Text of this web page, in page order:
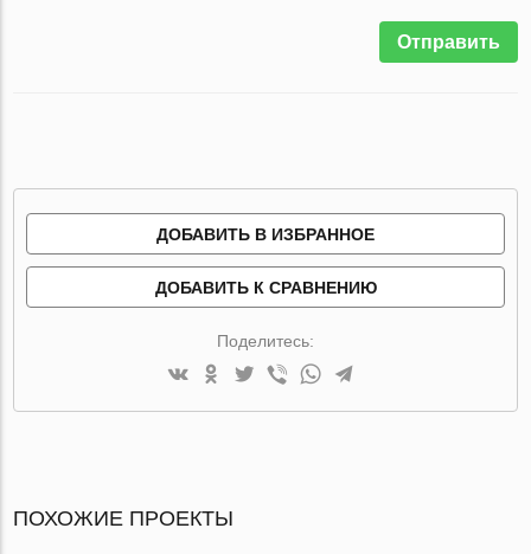
Отправить
ДОБАВИТЬ В ИЗБРАННОЕ
ДОБАВИТЬ К СРАВНЕНИЮ
Поделитесь:
ПОХОЖИЕ ПРОЕКТЫ